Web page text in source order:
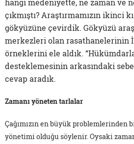
hangi medeniyette, ne zaman ve
çıkmıştı? Araştırmamızın ikinci
gökyüzüne çevirdik. Gökyüzü
merkezleri olan rasathanelerinin
örneklerini ele aldık.
desteklemesinin arkasındaki
cevap aradık.
Zamanı yöneten tarlalar
Çağımızın en büyük problemlerinden
yönetimi olduğu söylenir. Oysaki